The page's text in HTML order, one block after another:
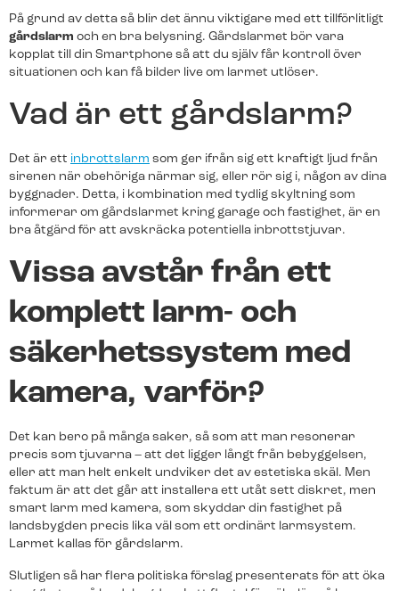
För dig som redan har utrustningen och vill ansluta
till larmtjänst.
Batterier & tillbehör
Batterier, brickor och andra tillbehör beställer du
Kom igång!
Byt larm enkelt - spara pengar
Räkna ut hur mycket pengar du kan spara genom
att äga ditt larm. Allt du behöver göra är att svara på
För dig som redan har utrustningen och vill ansluta
till larmtjänst.
Batterier & tillbehör
Batterier, brickor och andra tillbehör beställer du
Kom igång!
Byt larm enkelt - spara pengar
Räkna ut hur mycket pengar du kan spara genom
att äga ditt larm. Allt du behöver göra är att svara på
år med kraftig tillväxt i både omsättning
och organisation. Med 65 medarbetare
och nya…
Linköping får lokal
larmexpertis – Svenska Alarm
expanderar med nya
franchisetagare
Svenska Alarm stärker sin närvaro i
Östergötland och välkomnar Albin
Engberg och Gustav Engberg som nya
franchisetagare i Linköping. För…
Video
efterlängtad funktion för alla Svenska
Alarm-kunder Svenska Alarm lanserar
nu videofunktionen som kunderna…
Fler nyheter
På grund av detta så blir det ännu viktigare med ett tillförlitligt
gårdslarm och en bra belysning. Gårdslarmet bör vara
kopplat till din Smartphone så att du själv får kontroll över
situationen och kan få bilder live om larmet utlöser.
Vad är ett gårdslarm?
Det är ett inbrottslarm som ger ifrån sig ett kraftigt ljud från
sirenen när obehöriga närmar sig, eller rör sig i, någon av dina
byggnader. Detta, i kombination med tydlig skyltning som
informerar om gårdslarmet kring garage och fastighet, är en
bra åtgärd för att avskräcka potentiella inbrottstjuvar.
Vissa avstår från ett
komplett larm- och
säkerhetssystem med
kamera, varför?
Det kan bero på många saker, så som att man resonerar
precis som tjuvarna – att det ligger långt från bebyggelsen,
eller att man helt enkelt undviker det av estetiska skäl. Men
faktum är att det går att installera ett utåt sett diskret, men
smart larm med kamera, som skyddar din fastighet på
landsbygden precis lika väl som ett ordinärt larmsystem.
Larmet kallas för gårdslarm.
Slutligen så har flera politiska förslag presenterats för att öka